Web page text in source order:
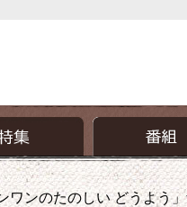
ワンのたのしい どうよう